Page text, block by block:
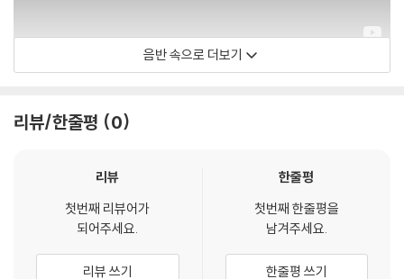
음반 속으로 더보기
리뷰/한줄평 0
리뷰
첫번째 리뷰어가
되어주세요.
리뷰 쓰기
한줄평
첫번째 한줄평을
남겨주세요.
한줄평 쓰기